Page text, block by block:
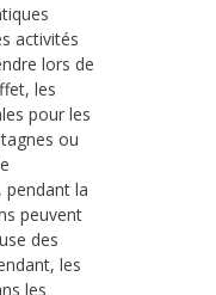
activités
lors de
les
pour les
ou
pendant la
peuvent
des
les
les